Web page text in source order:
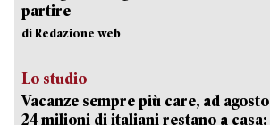
partire
di Redazione web
Lo studio
Vacanze sempre più care, ad agosto
24 milioni di italiani restano a casa: